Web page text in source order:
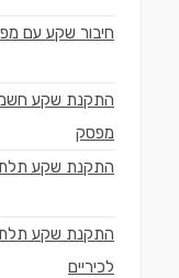
חיבור שקע עם
התקנת שקע
מפסק
התקנת שקע תלת
התקנת שקע תלת
לכיריים